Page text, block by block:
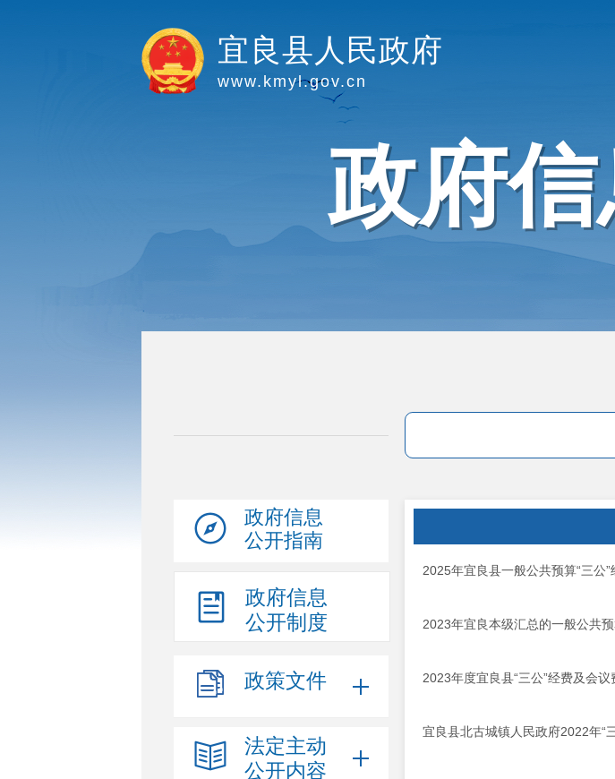
宜良县人民政府
www.kmyl.gov.cn
政府
政府信息
公开指南
政府信息
公开制度
政策文件
法定主动
公开内容
2025年宜良县一般公共预算“三公”
2023年宜良本级汇总的一般公共
2023年度宜良县“三公”经费及会
宜良县北古城镇人民政府2022年“